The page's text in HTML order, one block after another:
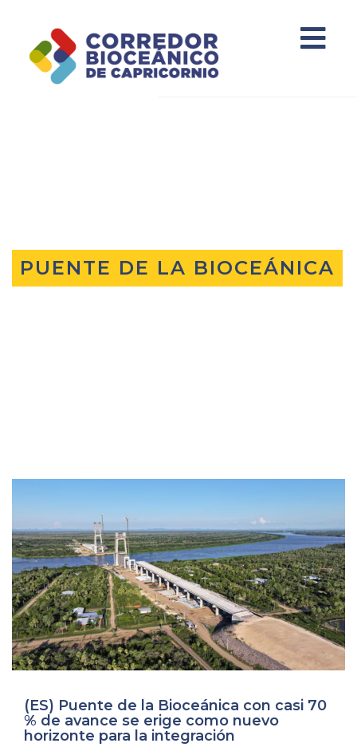
PUENTE DE LA BIOCEÁNICA
(ES) Puente de la Bioceánica con casi 70
% de avance se erige como nuevo
horizonte para la integración